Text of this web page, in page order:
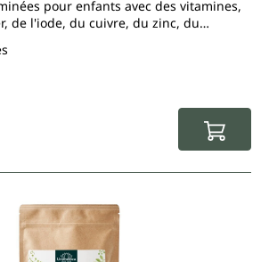
pour enfants avec des vitamines,
de l'iode, du cuivre, du zinc, du
du sélénium